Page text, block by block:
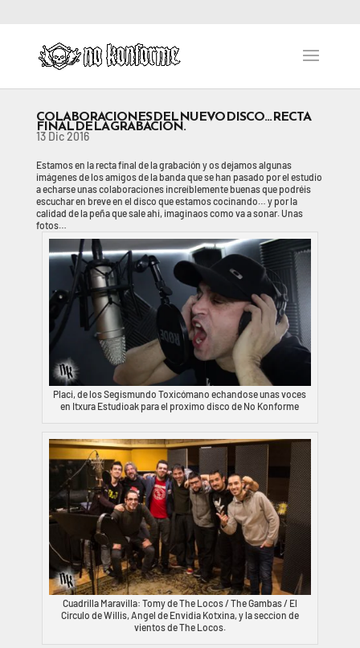
COLABORACIONES DEL NUEVO DISCO… RECTA
FINAL DE LA GRABACIÓN.
13 Dic 2016
Estamos en la recta final de la grabación y os dejamos algunas
imágenes de los amigos de la banda que se han pasado por el estudio
a echarse unas colaboraciones increíblemente buenas que podréis
escuchar en breve en el disco que estamos cocinando… y por la
calidad de la peña que sale ahi, imaginaos como va a sonar. Unas
fotos…
Placi, de los Segismundo Toxicómano echandose unas voces
en Itxura Estudioak para el proximo disco de No Konforme
Cuadrilla Maravilla: Tomy de The Locos / The Gambas / El
Circulo de Willis, Angel de Envidia Kotxina, y la seccion de
vientos de The Locos.